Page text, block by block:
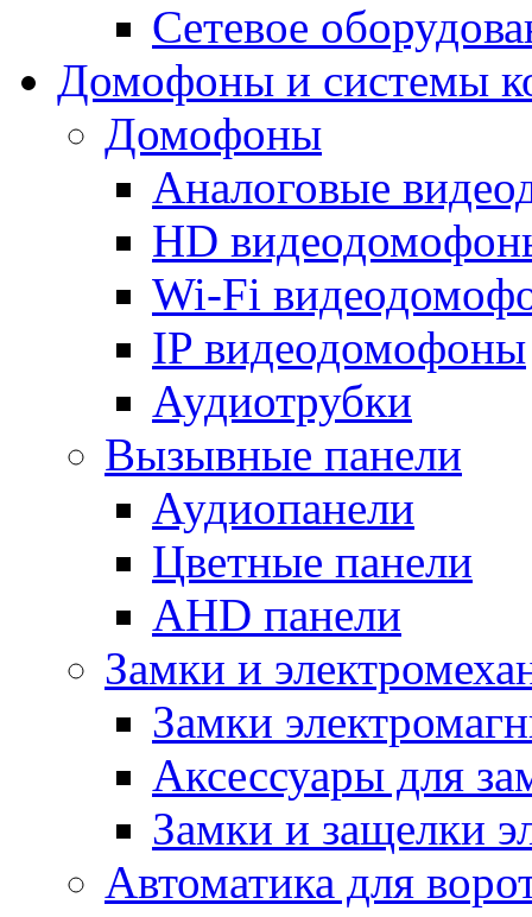
Сетевое
Домофоны и системы
Домофоны
Аналоговые
HD
Wi-Fi
IP видеодомофоны
Аудиотрубки
Вызывные панели
Аудиопанели
Цветные панели
AHD панели
Замки и
Замки
Аксессуары для
Замки и защелки
Автоматика для